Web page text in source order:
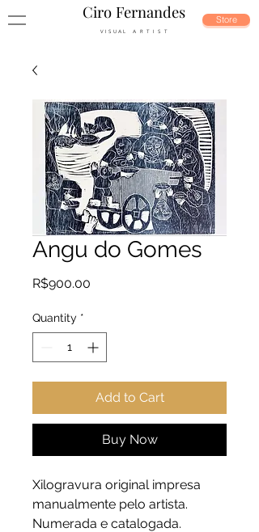
Ciro Fernandes
V I S U A L A R T I S T
Store
Angu do Gomes
R$900.00
Quantity *
Add to Cart
Buy Now
Xilogravura original impresa
manualmente pelo artista.
Numerada e catalogada.